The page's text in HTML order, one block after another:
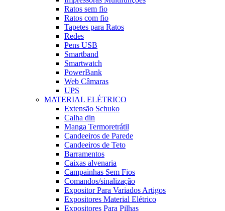
Ratos sem fio
Ratos com fio
Tapetes para Ratos
Redes
Pens USB
Smartband
Smartwatch
PowerBank
Web Câmaras
UPS
MATERIAL ELÉTRICO
Extensão Schuko
Calha din
Manga Termoretrátil
Candeeiros de Parede
Candeeiros de Teto
Barramentos
Caixas alvenaria
Campainhas Sem Fios
Comandos/sinalização
Expositor Para Variados Artigos
Expositores Material Elétrico
Expositores Para Pilhas